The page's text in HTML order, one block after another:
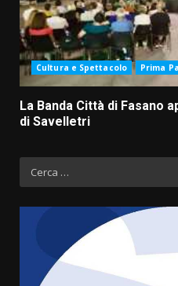
Cultura e Spettacolo Prima
La Banda Città di Fasano
di Savelletri
Ricerca
per: